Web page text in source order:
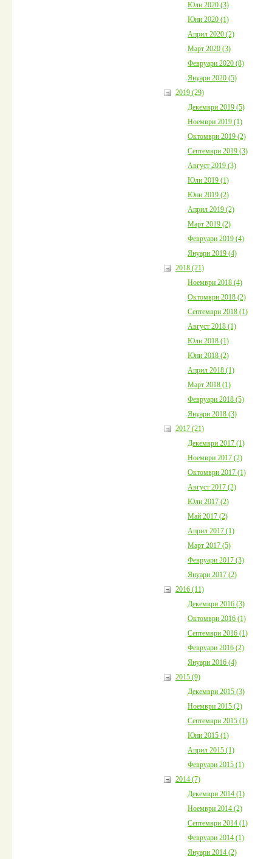
Юли 2020 (3)
Юни 2020 (1)
Април 2020 (2)
Март 2020 (3)
Февруари 2020 (8)
Януари 2020 (5)
2019 (29)
Декември 2019 (5)
Ноември 2019 (1)
Октомври 2019 (2)
Септември 2019 (3)
Август 2019 (3)
Юли 2019 (1)
Юни 2019 (2)
Април 2019 (2)
Март 2019 (2)
Февруари 2019 (4)
Януари 2019 (4)
2018 (21)
Ноември 2018 (4)
Октомври 2018 (2)
Септември 2018 (1)
Август 2018 (1)
Юли 2018 (1)
Юни 2018 (2)
Април 2018 (1)
Март 2018 (1)
Февруари 2018 (5)
Януари 2018 (3)
2017 (21)
Декември 2017 (1)
Ноември 2017 (2)
Октомври 2017 (1)
Август 2017 (2)
Юли 2017 (2)
Май 2017 (2)
Април 2017 (1)
Март 2017 (5)
Февруари 2017 (3)
Януари 2017 (2)
2016 (11)
Декември 2016 (3)
Октомври 2016 (1)
Септември 2016 (1)
Февруари 2016 (2)
Януари 2016 (4)
2015 (9)
Декември 2015 (3)
Ноември 2015 (2)
Септември 2015 (1)
Юни 2015 (1)
Април 2015 (1)
Февруари 2015 (1)
2014 (7)
Декември 2014 (1)
Ноември 2014 (2)
Септември 2014 (1)
Февруари 2014 (1)
Януари 2014 (2)